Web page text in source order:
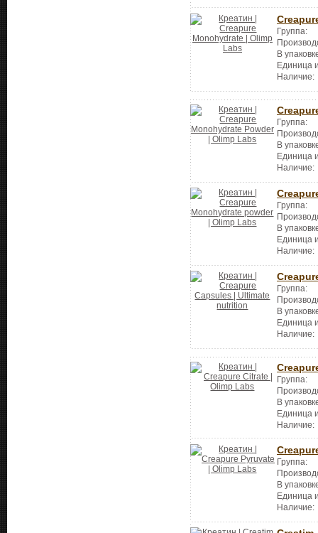
Группа:
В
Единица
Наличие:
Группа:
В
Единица
Наличие:
Группа:
В
Единица
Наличие:
Группа:
В
Единица
Наличие:
Группа:
В
Единица
Наличие:
Группа:
В
Единица
Наличие: